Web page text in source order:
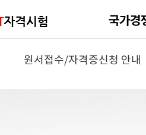
원서접수/자격증신청 안내